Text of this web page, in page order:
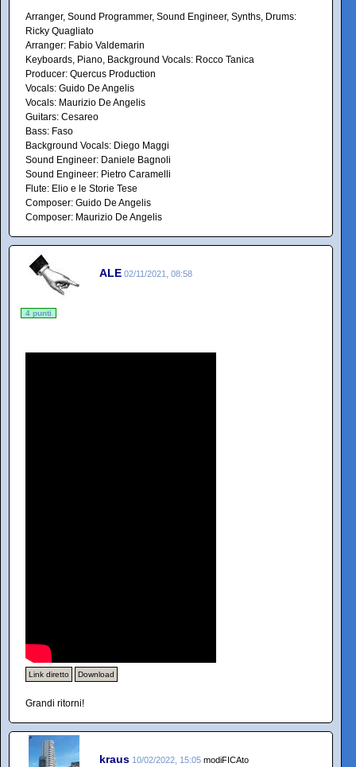
Arranger, Sound Programmer, Sound Engineer, Synths, Drums:
Ricky Quagliato
Arranger: Fabio Valdemarin
Keyboards, Piano, Background Vocals: Rocco Tanica
Producer: Quercus Production
Vocals: Guido De Angelis
Vocals: Maurizio De Angelis
Guitars: Cesareo
Bass: Faso
Background Vocals: Diego Maggi
Sound Engineer: Daniele Bagnoli
Sound Engineer: Pietro Caramelli
Flute: Elio e le Storie Tese
Composer: Guido De Angelis
Composer: Maurizio De Angelis
ALE 02/11/2021, 08:58
4 punti
Link diretto Download
Grandi ritorni!
kraus 10/02/2022, 15:05 modiFICAto